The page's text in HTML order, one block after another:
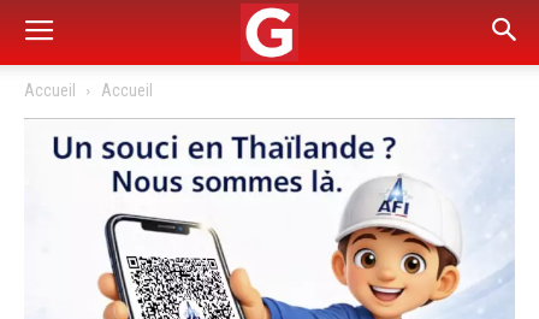
Accueil Accueil